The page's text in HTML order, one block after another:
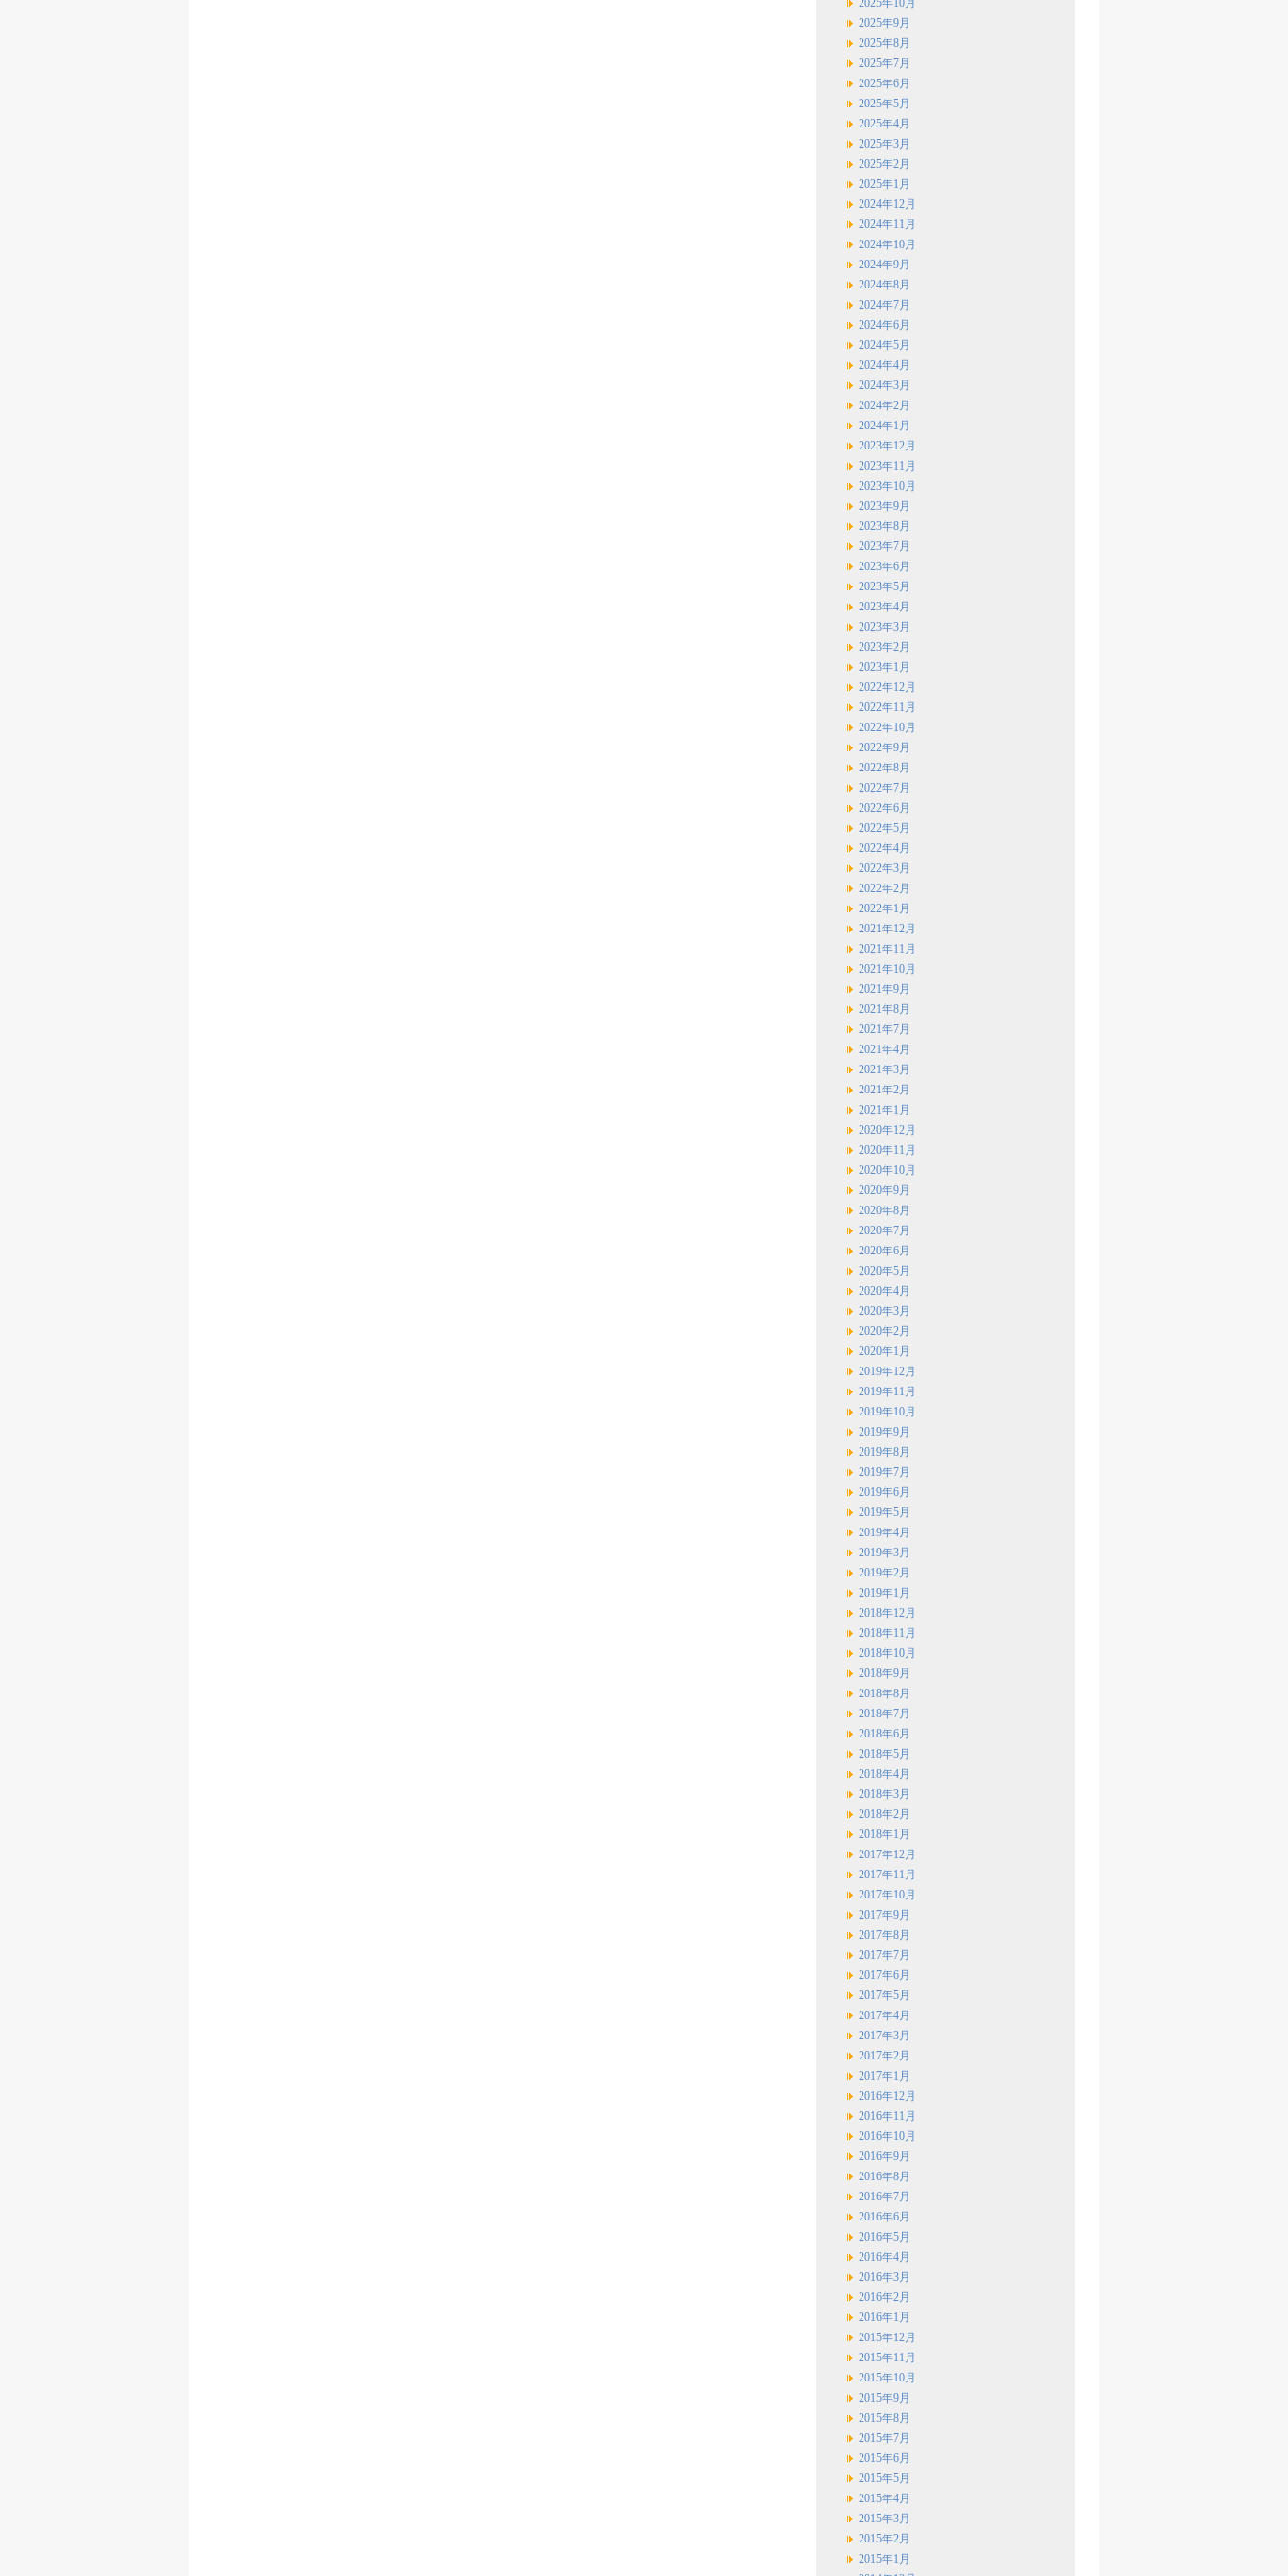
2025年10月
2025年9月
2025年8月
2025年7月
2025年6月
2025年5月
2025年4月
2025年3月
2025年2月
2025年1月
2024年12月
2024年11月
2024年10月
2024年9月
2024年8月
2024年7月
2024年6月
2024年5月
2024年4月
2024年3月
2024年2月
2024年1月
2023年12月
2023年11月
2023年10月
2023年9月
2023年8月
2023年7月
2023年6月
2023年5月
2023年4月
2023年3月
2023年2月
2023年1月
2022年12月
2022年11月
2022年10月
2022年9月
2022年8月
2022年7月
2022年6月
2022年5月
2022年4月
2022年3月
2022年2月
2022年1月
2021年12月
2021年11月
2021年10月
2021年9月
2021年8月
2021年7月
2021年4月
2021年3月
2021年2月
2021年1月
2020年12月
2020年11月
2020年10月
2020年9月
2020年8月
2020年7月
2020年6月
2020年5月
2020年4月
2020年3月
2020年2月
2020年1月
2019年12月
2019年11月
2019年10月
2019年9月
2019年8月
2019年7月
2019年6月
2019年5月
2019年4月
2019年3月
2019年2月
2019年1月
2018年12月
2018年11月
2018年10月
2018年9月
2018年8月
2018年7月
2018年6月
2018年5月
2018年4月
2018年3月
2018年2月
2018年1月
2017年12月
2017年11月
2017年10月
2017年9月
2017年8月
2017年7月
2017年6月
2017年5月
2017年4月
2017年3月
2017年2月
2017年1月
2016年12月
2016年11月
2016年10月
2016年9月
2016年8月
2016年7月
2016年6月
2016年5月
2016年4月
2016年3月
2016年2月
2016年1月
2015年12月
2015年11月
2015年10月
2015年9月
2015年8月
2015年7月
2015年6月
2015年5月
2015年4月
2015年3月
2015年2月
2015年1月